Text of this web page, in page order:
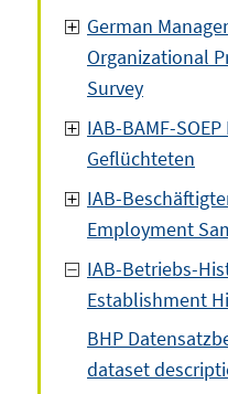
German
Organizational
Survey
IAB-BAMF-
Geflüchteten
IAB-
Employment
IAB-Betriebs-
Establishment
BHP
dataset